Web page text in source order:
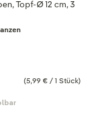
Topf-Ø 12 cm, 3
(5,99 € / 1 Stück)